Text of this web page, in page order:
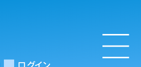
ログイン